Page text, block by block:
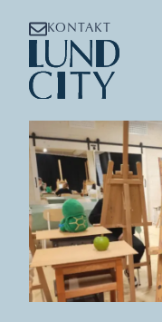
KONTAKT